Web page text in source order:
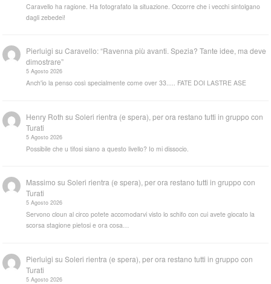
Caravello ha ragione. Ha fotografato la situazione. Occorre che i vecchi sintolgano
dagli zebedei!
Pierluigi suCaravello: “Ravenna più avanti. Spezia? Tante idee, ma deve
dimostrare”
5 Agosto 2026
Anch'io la penso così specialmente come over 33..... FATE DOI LASTRE ASE
Henry Roth suSoleri rientra (e spera), per ora restano tutti in gruppo con
Turati
5 Agosto 2026
Possibile che u tifosi siano a questo livello? Io mi dissocio.
Massimo suSoleri rientra (e spera), per ora restano tutti in gruppo con
Turati
5 Agosto 2026
Servono cloun al circo potete accomodarvi visto lo schifo con cui avete giocato la
scorsa stagione pietosi e ora cosa…
Pierluigi suSoleri rientra (e spera), per ora restano tutti in gruppo con
Turati
5 Agosto 2026